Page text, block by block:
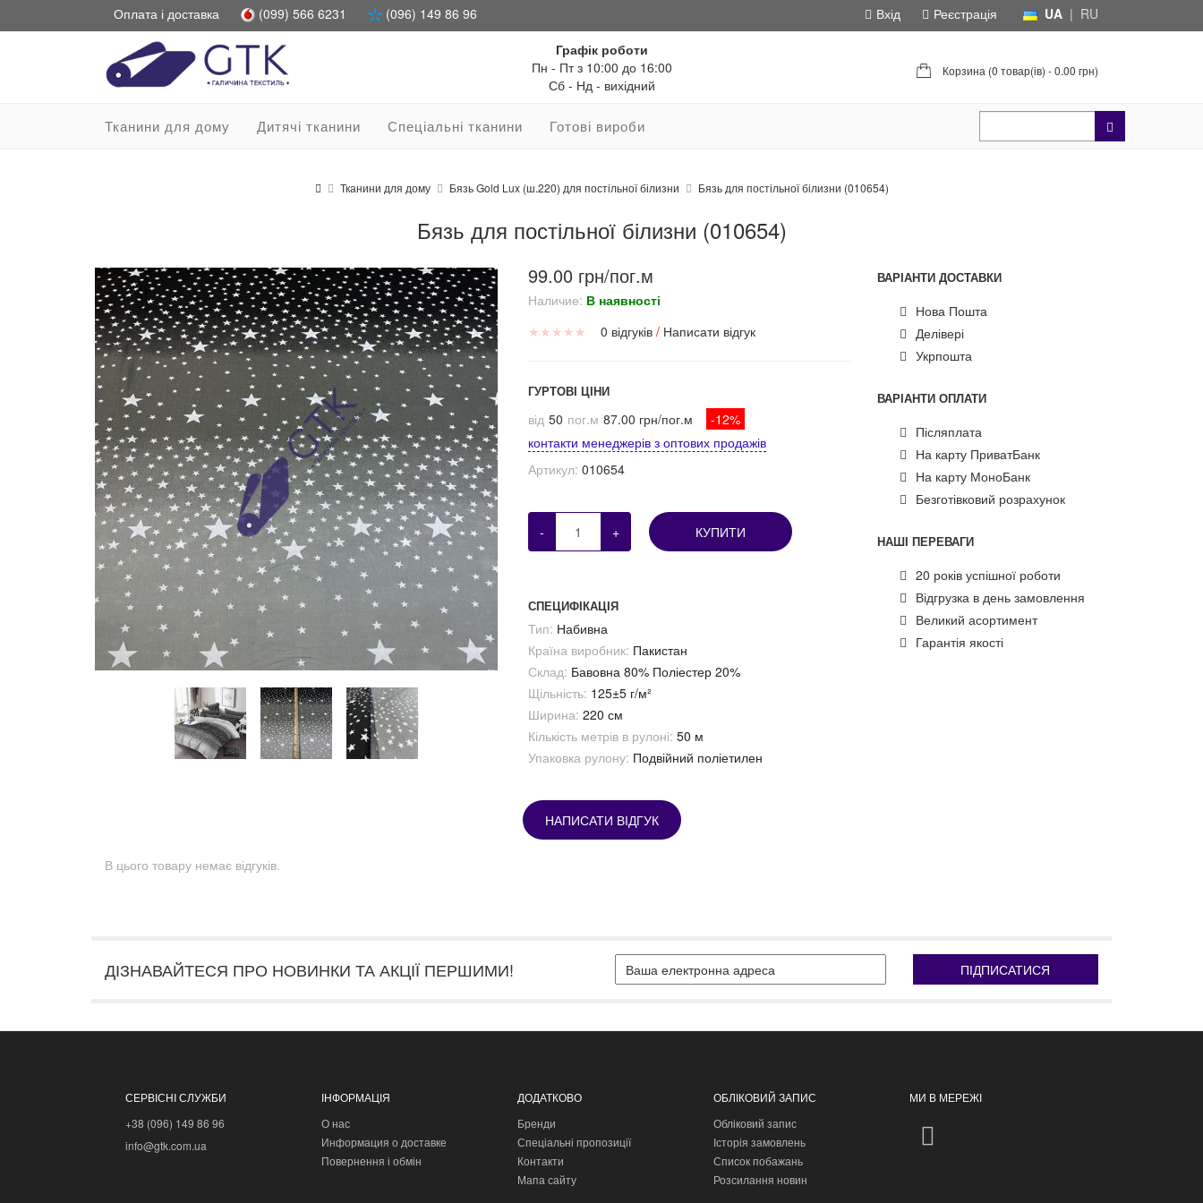
Оплата і доставка (099) 566 6231 (096) 149 86 96 UA | RU
Вхід
Реєстрація
Графік роботи
Пн - Пт з 10:00 до 16:00
Сб - Нд - вихідний
Корзина (0 товар(ів) - 0.00 грн)
Тканини для дому Дитячі тканини Спеціальні тканини Готові вироби
Тканини для дому Бязь Gold Lux (ш.220) для постільної білизни Бязь для постільної білизни (010654)
Бязь для постільної білизни (010654)
99.00 грн/пог.м
Наличие: В наявності
★ ★ ★ ★ ★ 0 відгуків/ Написати відгук
ГУРТОВІ ЦІНИ
від 50 пог.м 87.00 грн/пог.м
-12%
контакти менеджерів з оптових продажів
Артикул: 010654
- + КУПИТИ
СПЕЦИФІКАЦІЯ
Тип: Набивна
Країна виробник: Пакистан
Склад: Бавовна 80% Поліестер 20%
Щільність: 125±5 г/м²
Ширина: 220 см
Кількість метрів в рулоні: 50 м
Упаковка рулону: Подвійний поліетилен
ВАРІАНТИ ДОСТАВКИ
Нова Пошта
Делівері
Укрпошта
ВАРІАНТИ ОПЛАТИ
Післяплата
На карту ПриватБанк
На карту МоноБанк
Безготівковий розрахунок
НАШІ ПЕРЕВАГИ
20 років успішної роботи
Відгрузка в день замовлення
Великий асортимент
Гарантія якості
НАПИСАТИ ВІДГУК
В цього товару немає відгуків.
ДІЗНАВАЙТЕСЯ ПРО НОВИНКИ ТА АКЦІЇ ПЕРШИМИ! ПІДПИСАТИСЯ
СЕРВІСНІ СЛУЖБИ
+38 (096) 149 86 96
info@gtk.com.ua
ІНФОРМАЦІЯ
О нас
Информация о доставке
Повернення і обмін
ДОДАТКОВО
Бренди
Спеціальні пропозиції
Контакти
Мапа сайту
ОБЛІКОВИЙ ЗАПИС
Обліковий запис
Історія замовлень
Список побажань
Розсилання новин
МИ В МЕРЕЖІ